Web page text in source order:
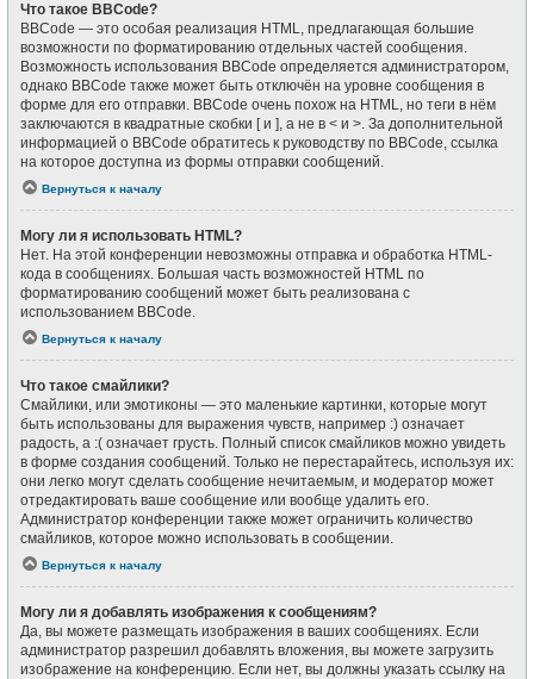
Что такое BBCode?
BBCode — это особая реализация HTML, предлагающая большие
возможности по форматированию отдельных частей сообщения.
Возможность использования BBCode определяется администратором,
однако BBCode также может быть отключён на уровне сообщения в
форме для его отправки. BBCode очень похож на HTML, но теги в нём
заключаются в квадратные скобки [ и ], а не в < и >. За дополнительной
информацией о BBCode обратитесь к руководству по BBCode, ссылка
на которое доступна из формы отправки сообщений.
Вернуться к началу
Могу ли я использовать HTML?
Нет. На этой конференции невозможны отправка и обработка HTML-
кода в сообщениях. Большая часть возможностей HTML по
форматированию сообщений может быть реализована с
использованием BBCode.
Вернуться к началу
Что такое смайлики?
Смайлики, или эмотиконы — это маленькие картинки, которые могут
быть использованы для выражения чувств, например :) означает
радость, а :( означает грусть. Полный список смайликов можно увидеть
в форме создания сообщений. Только не перестарайтесь, используя их:
они легко могут сделать сообщение нечитаемым, и модератор может
отредактировать ваше сообщение или вообще удалить его.
Администратор конференции также может ограничить количество
смайликов, которое можно использовать в сообщении.
Вернуться к началу
Могу ли я добавлять изображения к сообщениям?
Да, вы можете размещать изображения в ваших сообщениях. Если
администратор разрешил добавлять вложения, вы можете загрузить
изображение на конференцию. Если нет, вы должны указать ссылку на